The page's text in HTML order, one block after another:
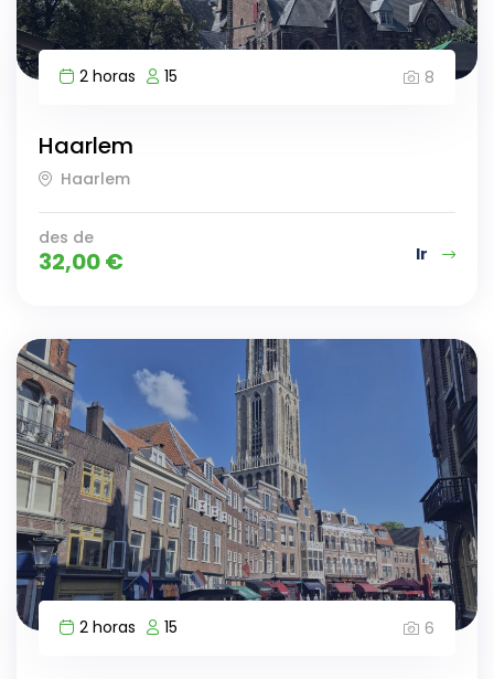
2 horas 15 8
Haarlem
Haarlem
des de
32,00€ Ir
2 horas 15 6